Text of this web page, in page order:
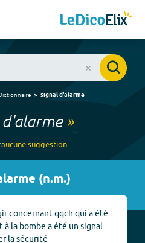
signal d'alarme
»
aucunesuggestion
(n.m.)
concernant qqch qui a été
la bombe a été un signal
la sécurité